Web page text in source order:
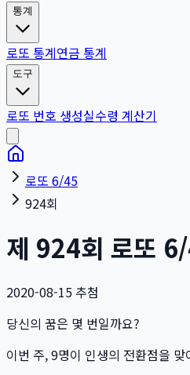
통계
로또 통계연금 통계
도구
로또 번호 생성실수령 계산기
로또 6/45
924회
제 924회 로또
2020-08-15 추첨
당신의 꿈은 몇 번일까요?
이번 주,9명이 인생의 전환점을